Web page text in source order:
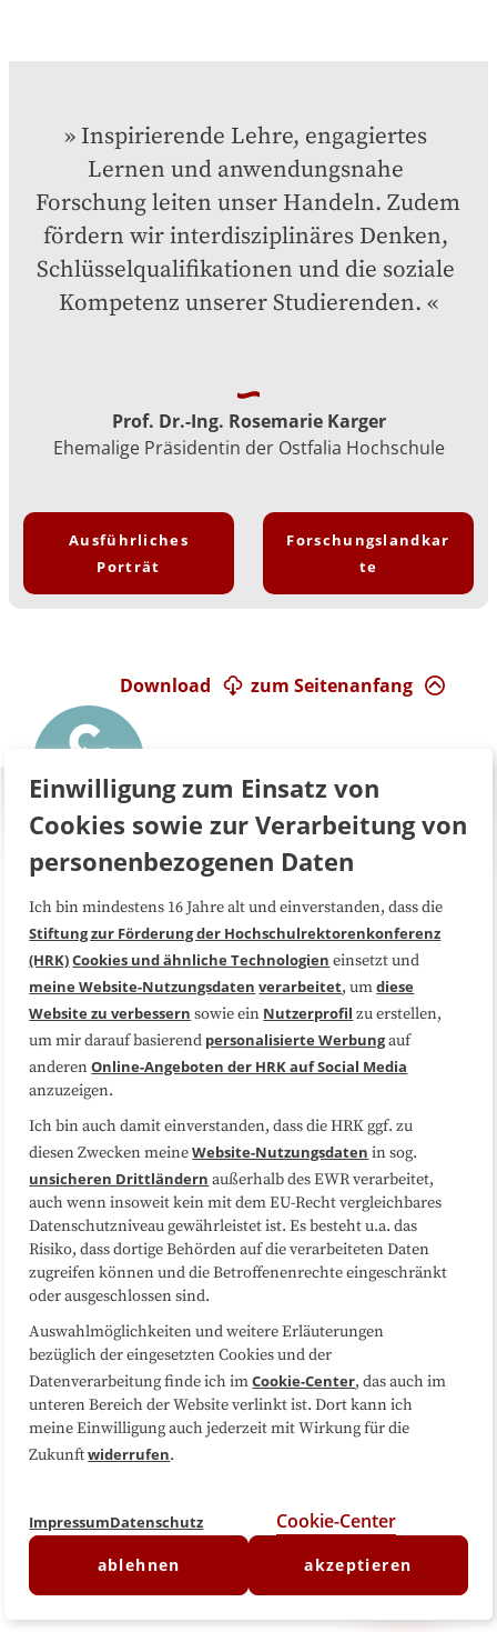
Inspirierende Lehre, engagiertes
Lernen und anwendungsnahe
Forschung leiten unser Handeln. Zudem
fördern wir interdisziplinäres Denken,
Schlüsselqualifikationen und die soziale
Kompetenz unserer Studierenden.
Prof. Dr.-Ing. Rosemarie Karger
Ehemalige Präsidentin der Ostfalia Hochschule
Ausführliches
Porträt
Forschungslandkar
te
zum Seitenanfang
Download
Über uns FAQ
Medienarbeit Kooperationen
Datenschutzerklärung Impressum
Sitemap
Folgen Sie uns
Einwilligung zum Einsatz von
Cookies sowie zur Verarbeitung von
personenbezogenen Daten
Ich bin mindestens 16 Jahre alt und einverstanden, dass die
Stiftung zur Förderung der Hochschulrektorenkonferenz
(HRK)Cookies und ähnliche Technologien einsetzt und
meine Website-Nutzungsdaten verarbeitet, umdiese
Website zu verbessern sowie ein Nutzerprofil zu erstellen,
um mir darauf basierend personalisierte Werbungauf
anderenOnline-Angeboten der HRK auf Social Media
anzuzeigen.
Ich bin auch damit einverstanden, dass die HRK ggf. zu
diesen Zwecken meineWebsite-Nutzungsdaten in sog.
unsicheren Drittländern außerhalb des EWR verarbeitet,
auch wenn insoweit kein mit dem EU-Recht vergleichbares
Datenschutzniveau gewährleistet ist. Es besteht u.a. das
Risiko, dass dortige Behörden auf die verarbeiteten Daten
zugreifen können und die Betroffenenrechte eingeschränkt
oder ausgeschlossen sind.
Auswahlmöglichkeiten und weitere Erläuterungen
bezüglich der eingesetzten Cookies und der
Datenverarbeitung finde ich imCookie-Center, das auch im
unteren Bereich der Website verlinkt ist. Dort kann ich
meine Einwilligung auch jederzeit mit Wirkung für die
Zukunftwiderrufen.
ImpressumDatenschutz Cookie-Center
ablehnen akzeptieren